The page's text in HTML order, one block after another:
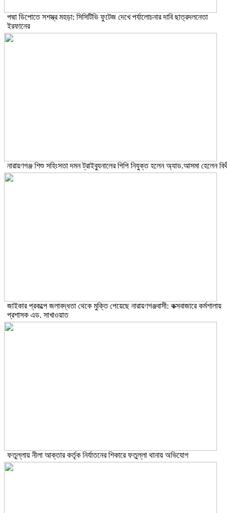
পদ্মা ডিপোতে সশস্ত্র মহড়া: সিসিটিভি ফুটেজ দেখে পর্যালোচনার দাবি ছাত্রদলনেতা
ইরফানের
নারায়ণগঞ্জ শিশু সহিংসতা দমন ট্রাইব্যুনালের পিপি নিযুক্ত হলেন অ্যাড.আসমা হেলেন
জাইকার প্রকল্পে জলাবদ্ধতা থেকে মুক্তি পেয়েছে নারায়ণগঞ্জবাসী: কক্সবাজারে কর্মশালায়
প্রশাসক এড. সাখাওয়াত
ফতুল্লায় নীলা আক্তার কর্তৃক নির্যাতনের শিকারে ফতুল্লা থানায় অভিযোগ